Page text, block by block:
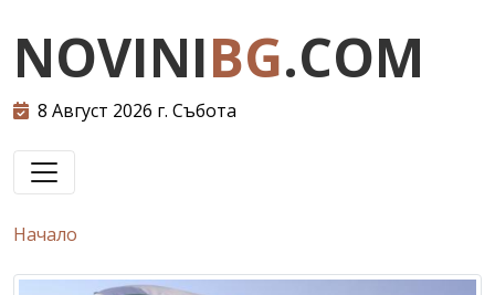
NOVINIBG.COM
8 Август 2026 г. Събота
Начало